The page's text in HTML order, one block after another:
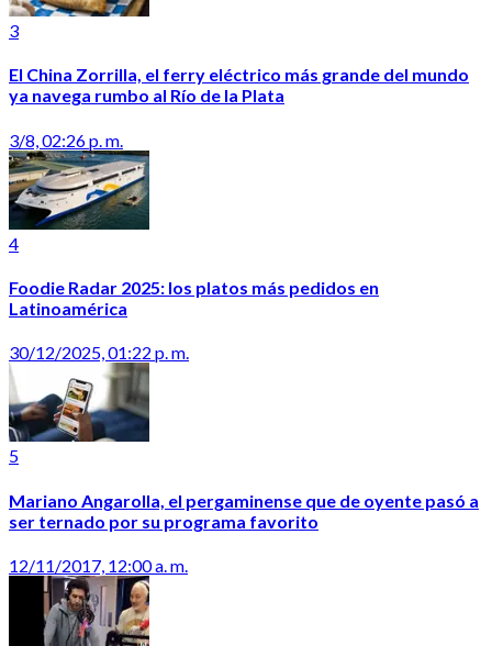
3
El China Zorrilla, el ferry eléctrico más grande del mundo
ya navega rumbo al Río de la Plata
3/8, 02:26 p. m.
4
Foodie Radar 2025: los platos más pedidos en
Latinoamérica
30/12/2025, 01:22 p. m.
5
Mariano Angarolla, el pergaminense que de oyente pasó a
ser ternado por su programa favorito
12/11/2017, 12:00 a. m.